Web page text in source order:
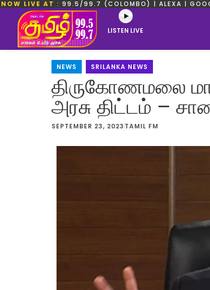
NOW LIVE AT : 99.5/99.7 (COLOMBO) | ALEXA |
LISTEN LIVE
NEWS SRILANKA NEWS
திருகோணமலை
அரசு திட்டம் –
SEPTEMBER 23, 2023 TAMIL FM